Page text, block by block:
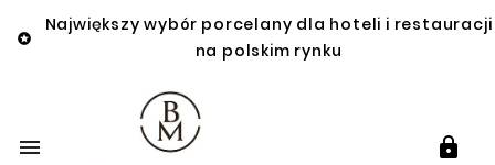

Największy wybór porcelany dla hoteli i restauracji
na polskim rynku
 